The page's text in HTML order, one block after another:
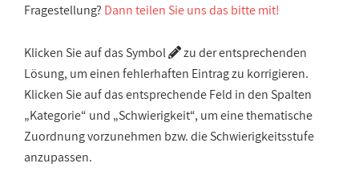
Fragestellung? Dann teilen Sie uns das bitte mit!
Klicken Sie auf das Symbol
zu der entsprechenden
Lösung, um einen fehlerhaften Eintrag zu korrigieren.
Klicken Sie auf das entsprechende Feld in den Spalten
„Kategorie“ und „Schwierigkeit“, um eine thematische
Zuordnung vorzunehmen bzw. die Schwierigkeitsstufe
anzupassen.